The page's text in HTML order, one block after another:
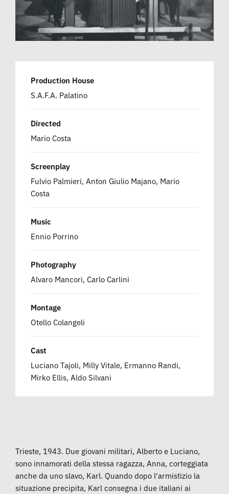
Production House
S.A.F.A. Palatino
Directed
Mario Costa
Screenplay
Fulvio Palmieri, Anton Giulio Majano, Mario
Costa
Music
Ennio Porrino
Photography
Alvaro Mancori, Carlo Carlini
Montage
Otello Colangeli
Cast
Luciano Tajoli, Milly Vitale, Ermanno Randi,
Mirko Ellis, Aldo Silvani
Trieste, 1943. Due giovani militari, Alberto e Luciano,
sono innamorati della stessa ragazza, Anna, corteggiata
anche da uno slavo, Karl. Quando dopo l'armistizio la
situazione precipita, Karl consegna i due italiani ai